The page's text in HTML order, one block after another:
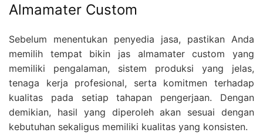
Almamater Custom
Sebelum menentukan penyedia jasa, pastikan Anda
memilih tempat bikin jas almamater custom yang
memiliki pengalaman, sistem produksi yang jelas,
tenaga kerja profesional, serta komitmen terhadap
kualitas pada setiap tahapan pengerjaan. Dengan
demikian, hasil yang diperoleh akan sesuai dengan
kebutuhan sekaligus memiliki kualitas yang konsisten.